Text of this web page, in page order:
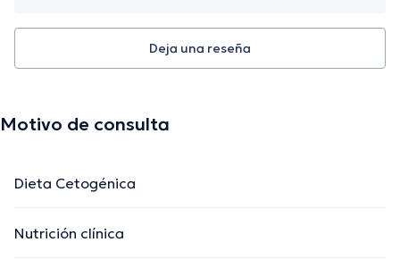
Deja una reseña
Motivo de consulta
Dieta Cetogénica
Nutrición clínica